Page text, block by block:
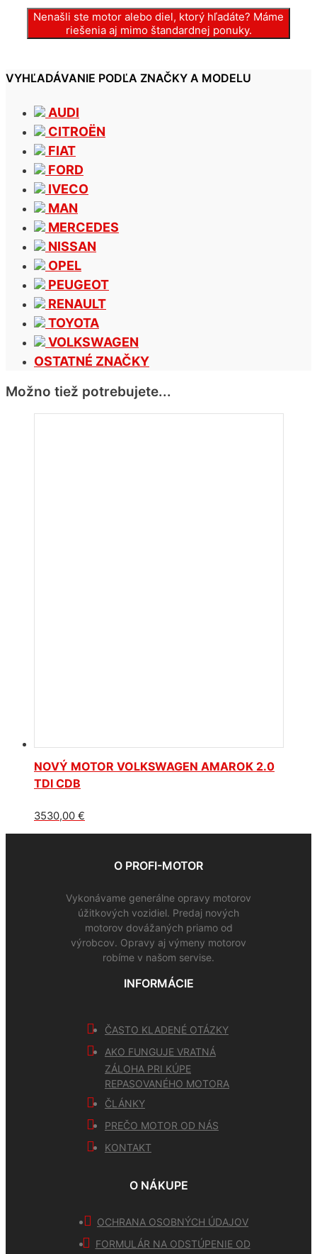
Nenašli ste motor alebo diel, ktorý hľadáte? Máme
riešenia aj mimo štandardnej ponuky.
VYHĽADÁVANIE PODĽA ZNAČKY A MODELU
AUDI
CITROËN
FIAT
FORD
IVECO
MAN
MERCEDES
NISSAN
OPEL
PEUGEOT
RENAULT
TOYOTA
VOLKSWAGEN
OSTATNÉ ZNAČKY
Možno tiež potrebujete...
NOVÝ MOTOR VOLKSWAGEN AMAROK 2.0
TDI CDB
3530,00 €
O PROFI-MOTOR
Vykonávame generálne opravy motorov
úžitkových vozidiel. Predaj nových
motorov dovážaných priamo od
výrobcov. Opravy aj výmeny motorov
robíme v našom servise.
INFORMÁCIE
ČASTO KLADENÉ OTÁZKY
AKO FUNGUJE VRATNÁ
ZÁLOHA PRI KÚPE
REPASOVANÉHO MOTORA
ČLÁNKY
PREČO MOTOR OD NÁS
KONTAKT
O NÁKUPE
OCHRANA OSOBNÝCH ÚDAJOV
FORMULÁR NA ODSTÚPENIE OD